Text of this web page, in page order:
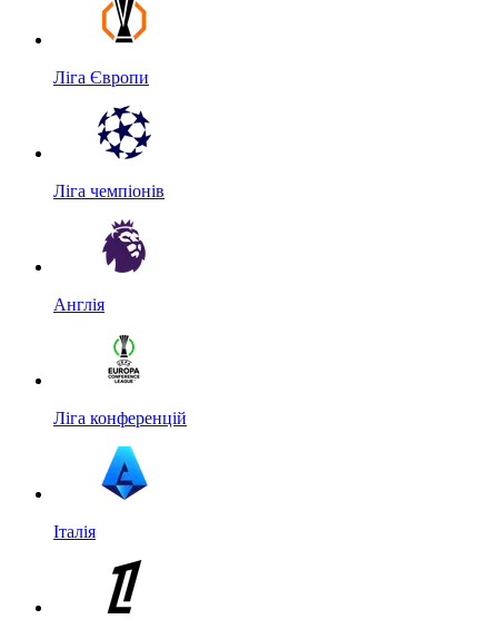
Ліга Європи
Ліга чемпіонів
Англія
Ліга конференцій
Італія